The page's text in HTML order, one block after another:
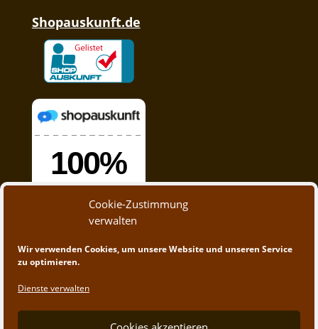
Cookie-Zustimmung
verwalten
Wir verwenden Cookies, um unsere Website und unseren Service
zu optimieren.
Dienste verwalten
Shopauskunft.de